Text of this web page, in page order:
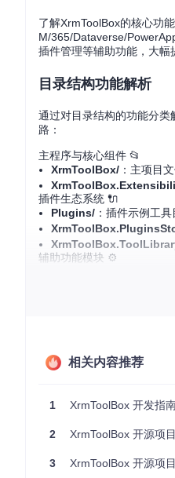
了解XrmToolBox的核心功
M/365/Dataverse/
插件管理等辅助功能，大幅
目录结构功能解析
通过对目录结构的功能分
路：
主程序与核心组件 📂
XrmToolBox/ ：主项目
插件生态系统 🔌
Plugins/ ：插件示例工
辅助功能模块 ⚙️
快速启动流程
相关内容推荐
1 XrmToolBox 开发指
2 XrmToolBox 开源项
3 XrmToolBox 开源项